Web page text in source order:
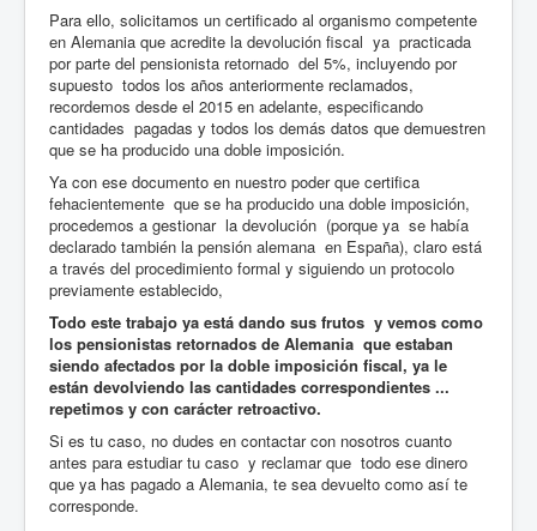
Para ello, solicitamos un certificado al organismo competente
en Alemania que acredite la devolución fiscal ya practicada
por parte del pensionista retornado del 5%, incluyendo por
supuesto todos los años anteriormente reclamados,
recordemos desde el 2015 en adelante, especificando
cantidades pagadas y todos los demás datos que demuestren
que se ha producido una doble imposición.
Ya con ese documento en nuestro poder que certifica
fehacientemente que se ha producido una doble imposición,
procedemos a gestionar la devolución (porque ya se había
declarado también la pensión alemana en España), claro está
a través del procedimiento formal y siguiendo un protocolo
previamente establecido,
Todo este trabajo ya está dando sus frutos y vemos como
los pensionistas retornados de Alemania que estaban
siendo afectados por la doble imposición fiscal, ya le
están devolviendo las cantidades correspondientes ...
repetimos y con carácter retroactivo.
Si es tu caso, no dudes en contactar con nosotros cuanto
antes para estudiar tu caso y reclamar que todo ese dinero
que ya has pagado a Alemania, te sea devuelto como así te
corresponde.